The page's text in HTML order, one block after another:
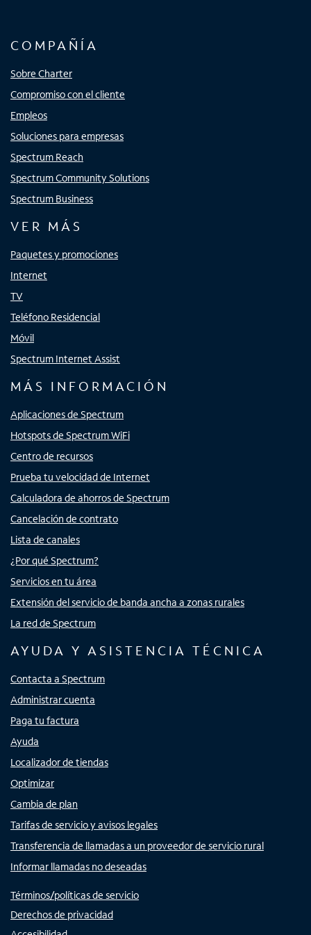
COMPAÑÍA
Sobre Charter
Compromiso con el cliente
Empleos
Soluciones para empresas
Spectrum Reach
Spectrum Community Solutions
Spectrum Business
VER MÁS
Paquetes y promociones
Internet
TV
Teléfono Residencial
Móvil
Spectrum Internet Assist
MÁS INFORMACIÓN
Aplicaciones de Spectrum
Hotspots de Spectrum WiFi
Centro de recursos
Prueba tu velocidad de Internet
Calculadora de ahorros de Spectrum
Cancelación de contrato
Lista de canales
¿Por qué Spectrum?
Servicios en tu área
Extensión del servicio de banda ancha a zonas rurales
La red de Spectrum
AYUDA Y ASISTENCIA TÉCNICA
Contacta a Spectrum
Administrar cuenta
Paga tu factura
Ayuda
Localizador de tiendas
Optimizar
Cambia de plan
Tarifas de servicio y avisos legales
Transferencia de llamadas a un proveedor de servicio rural
Informar llamadas no deseadas
Términos/políticas de servicio
Derechos de privacidad